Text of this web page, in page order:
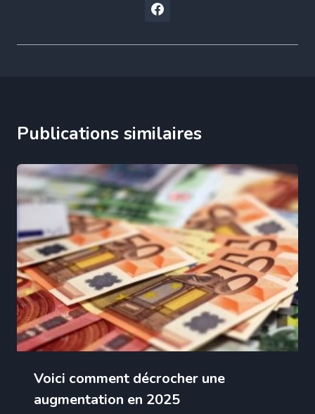
Publications similaires
Voici comment décrocher une
augmentation en 2025